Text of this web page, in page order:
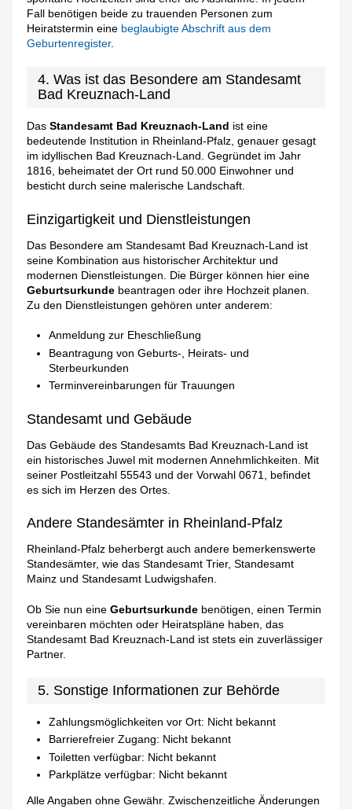
Fall benötigen beide zu trauenden Personen zum
Heiratstermin eine beglaubigte Abschrift aus dem
Geburtenregister.
4. Was ist das Besondere am Standesamt
Bad Kreuznach-Land
DasStandesamt Bad Kreuznach-Land ist eine
bedeutende Institution in Rheinland-Pfalz, genauer gesagt
im idyllischen Bad Kreuznach-Land. Gegründet im Jahr
1816, beheimatet der Ort rund 50.000 Einwohner und
besticht durch seine malerische Landschaft.
Einzigartigkeit und Dienstleistungen
Das Besondere am Standesamt Bad Kreuznach-Land ist
seine Kombination aus historischer Architektur und
modernen Dienstleistungen. Die Bürger können hier eine
Geburtsurkunde beantragen oder ihre Hochzeit planen.
Zu den Dienstleistungen gehören unter anderem:
Anmeldung zur Eheschließung
Beantragung von Geburts-, Heirats- und
Sterbeurkunden
Terminvereinbarungen für Trauungen
Standesamt und Gebäude
Das Gebäude des Standesamts Bad Kreuznach-Land ist
ein historisches Juwel mit modernen Annehmlichkeiten. Mit
seiner Postleitzahl 55543 und der Vorwahl 0671, befindet
es sich im Herzen des Ortes.
Andere Standesämter in Rheinland-Pfalz
Rheinland-Pfalz beherbergt auch andere bemerkenswerte
Standesämter, wie das Standesamt Trier, Standesamt
Mainz und Standesamt Ludwigshafen.
Ob Sie nun eineGeburtsurkunde benötigen, einen Termin
vereinbaren möchten oder Heiratspläne haben, das
Standesamt Bad Kreuznach-Land ist stets ein zuverlässiger
Partner.
5. Sonstige Informationen zur Behörde
Zahlungsmöglichkeiten vor Ort: Nicht bekannt
Barrierefreier Zugang: Nicht bekannt
Toiletten verfügbar: Nicht bekannt
Parkplätze verfügbar: Nicht bekannt
Alle Angaben ohne Gewähr. Zwischenzeitliche Änderungen